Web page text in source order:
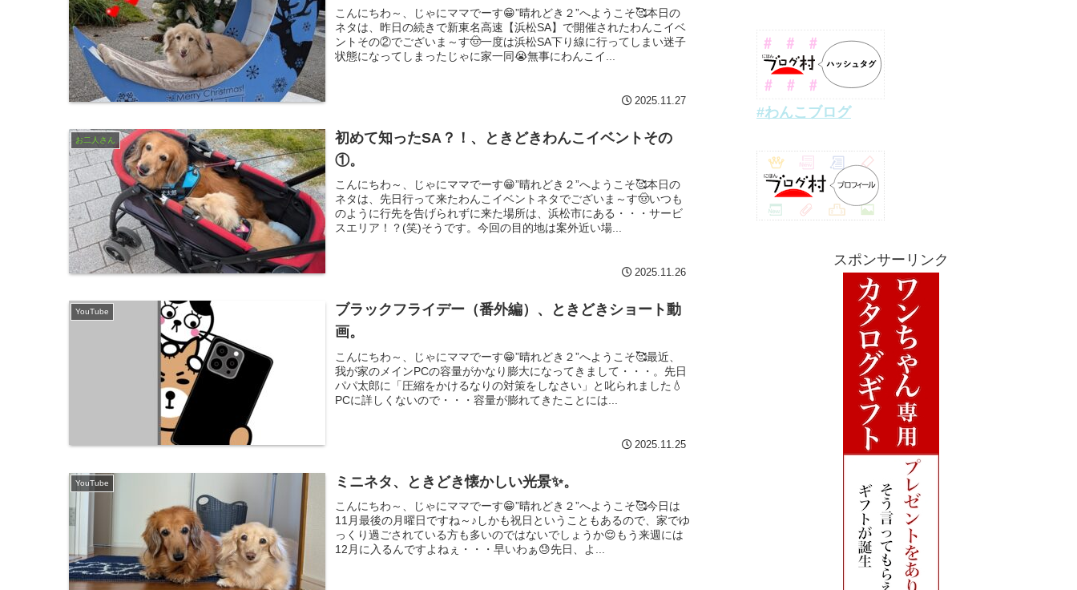
こんにちわ～、じゃにママでーす😁”晴れどき２”へようこそ🥰本日の
ネタは、昨日の続きで新東名高速【浜松SA】で開催されたわんこイベ
ントその②でございま～す🤠一度は浜松SA下り線に行ってしまい迷子
状態になってしまったじゃに家一同😭無事にわんこイ...
2025.11.27
お二人さん
初めて知ったSA？！、ときどきわんこイベントその
①。
こんにちわ～、じゃにママでーす😁”晴れどき２”へようこそ🥰本日の
ネタは、先日行って来たわんこイベントネタでございま～す🤠いつも
のように行先を告げられずに来た場所は、浜松市にある・・・サービ
スエリア！？(笑)そうです。今回の目的地は案外近い場...
2025.11.26
YouTube
ブラックフライデー（番外編）、ときどきショート動
画。
こんにちわ～、じゃにママでーす😁”晴れどき２”へようこそ🥰最近、
我が家のメインPCの容量がかなり膨大になってきまして・・・。先日
パパ太郎に「圧縮をかけるなりの対策をしなさい」と叱られました💧
PCに詳しくないので・・・容量が膨れてきたことには...
2025.11.25
YouTube ミニネタ、ときどき懐かしい光景✨。
こんにちわ～、じゃにママでーす😁”晴れどき２”へようこそ🥰今日は
11月最後の月曜日ですね～♪しかも祝日ということもあるので、家でゆ
っくり過ごされている方も多いのではないでしょうか😌もう来週には
12月に入るんですよねぇ・・・早いわぁ😓先日、よ...
#わんこブログ
スポンサーリンク